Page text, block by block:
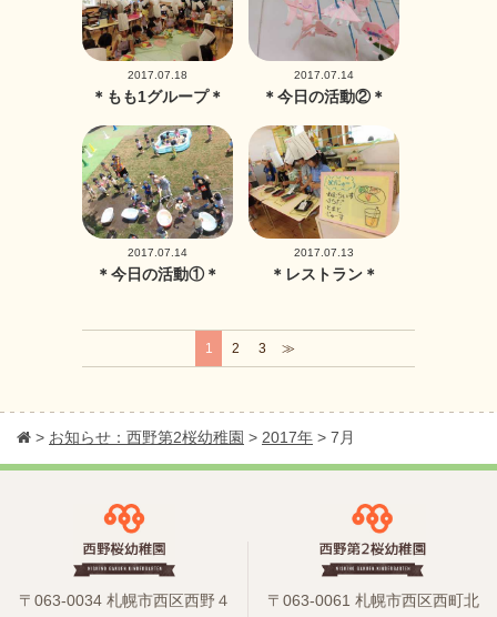
2017.07.18
＊もも1グループ＊
2017.07.14
＊今日の活動②＊
2017.07.14
＊今日の活動①＊
2017.07.13
＊レストラン＊
1 2 3 ≫
> お知らせ：西野第2桜幼稚園 > 2017年 > 7月
〒063-0034 札幌市西区西野４ 〒063-0061 札幌市西区西町北